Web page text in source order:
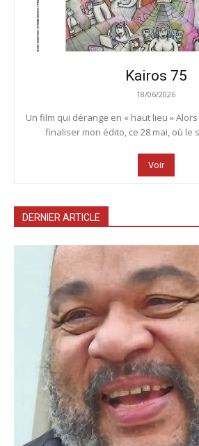
Kairos 75
18/06/2026
Un film qui dérange en « haut lieu »
finaliser mon édito, ce 28 mai, où le
Voir
DERNIER ARTICLE